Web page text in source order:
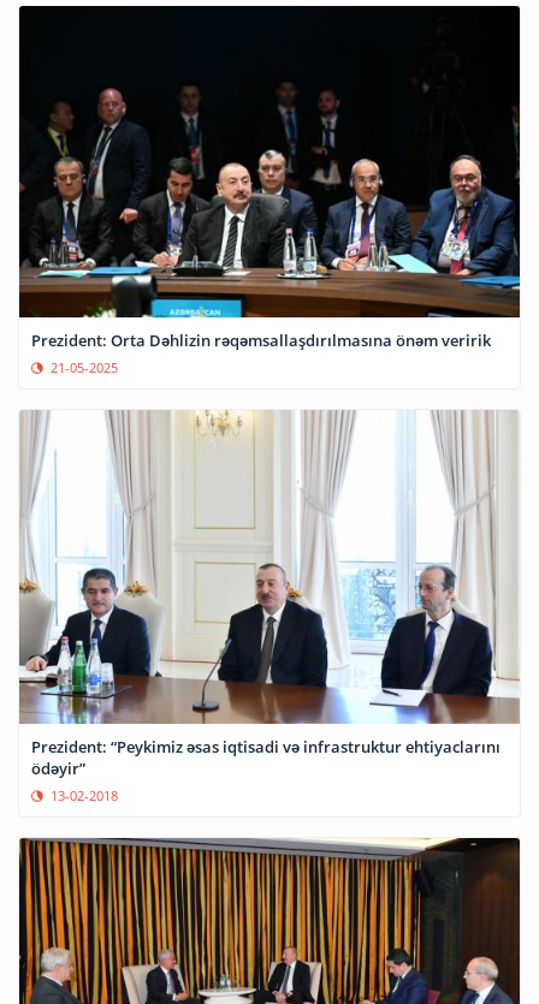
Prezident: Orta Dəhlizin rəqəmsallaşdırılmasına önəm veririk
21-05-2025
Prezident: “Peykimiz əsas iqtisadi və infrastruktur ehtiyaclarını
ödəyir”
13-02-2018